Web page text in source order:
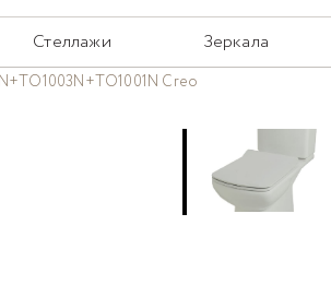
Стеллажи Зеркала
Creo